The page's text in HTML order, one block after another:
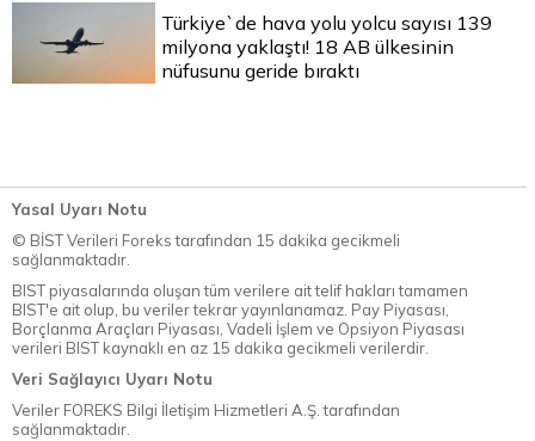
Türkiye`de hava yolu yolcu sayısı 139
milyona yaklaştı! 18 AB ülkesinin
nüfusunu geride bıraktı
Yasal Uyarı Notu
© BİST Verileri Foreks tarafından 15 dakika gecikmeli
sağlanmaktadır.
BIST piyasalarında oluşan tüm verilere ait telif hakları tamamen
BIST'e ait olup, bu veriler tekrar yayınlanamaz. Pay Piyasası,
Borçlanma Araçları Piyasası, Vadeli İşlem ve Opsiyon Piyasası
verileri BIST kaynaklı en az 15 dakika gecikmeli verilerdir.
Veri Sağlayıcı Uyarı Notu
Veriler FOREKS Bilgi İletişim Hizmetleri A.Ş. tarafından
sağlanmaktadır.